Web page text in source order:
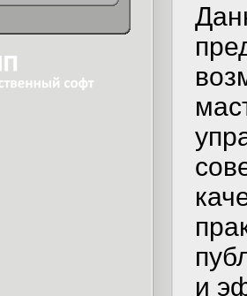
и